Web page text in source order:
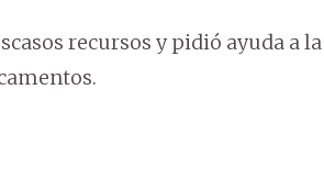
recursos y pidió ayuda a